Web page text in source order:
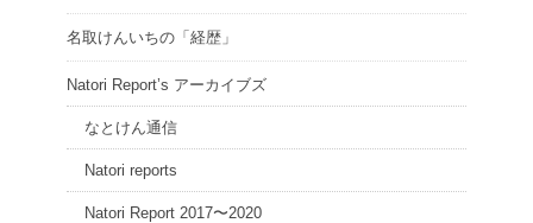
名取けんいちの「経歴」
Natori Report’s アーカイブズ
なとけん通信
Natori reports
Natori Report 2017〜2020